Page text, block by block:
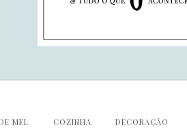
MEL COZINHA DECORAÇÃO